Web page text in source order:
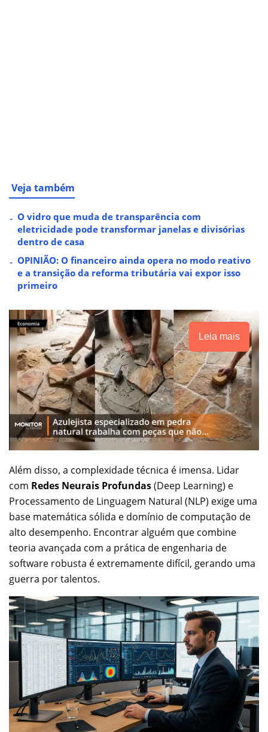
Veja também
O vidro que muda de transparência com
eletricidade pode transformar janelas e divisórias
dentro de casa
OPINIÃO: O financeiro ainda opera no modo reativo
e a transição da reforma tributária vai expor isso
primeiro
Leia mais
Além disso, a complexidade técnica é imensa. Lidar
com Redes Neurais Profundas(Deep Learning) e
Processamento de Linguagem Natural (NLP) exige uma
base matemática sólida e domínio de computação de
alto desempenho. Encontrar alguém que combine
teoria avançada com a prática de engenharia de
software robusta é extremamente difícil, gerando uma
guerra por talentos.